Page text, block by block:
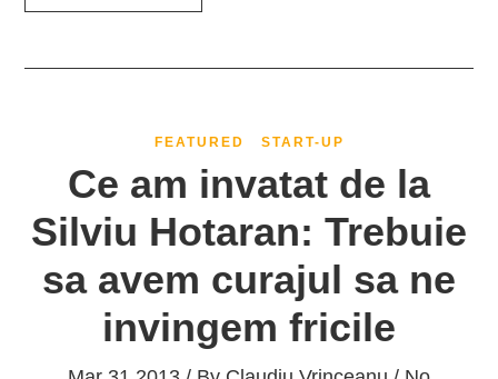
FEATURED START-UP
Ce am invatat de la
Silviu Hotaran: Trebuie
sa avem curajul sa ne
invingem fricile